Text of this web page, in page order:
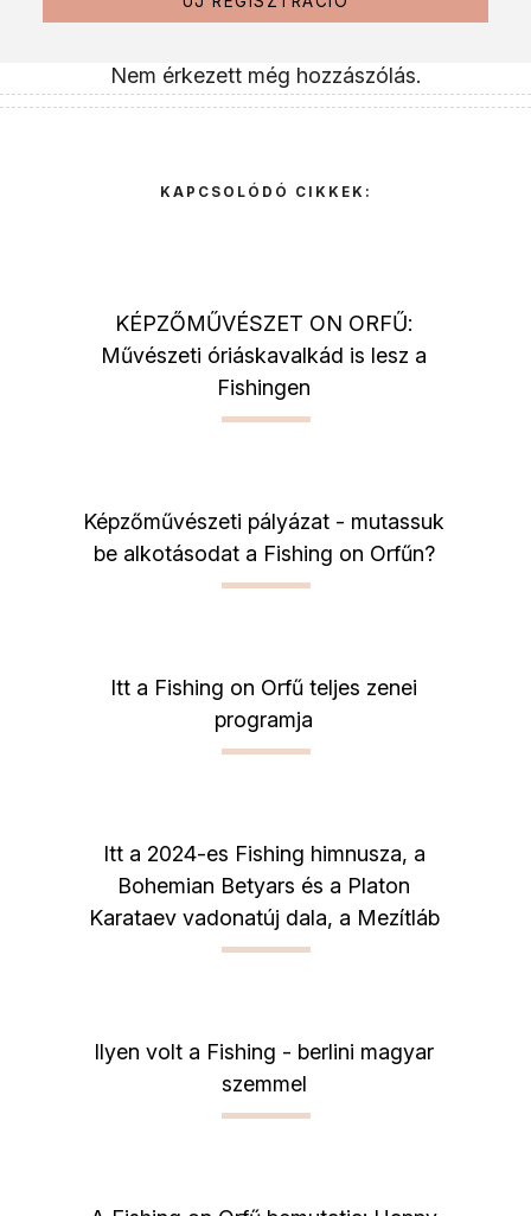
Nem érkezett még hozzászólás.
KAPCSOLÓDÓ CIKKEK:
KÉPZŐMŰVÉSZET ON ORFŰ:
Művészeti óriáskavalkád is lesz a
Fishingen
Képzőművészeti pályázat - mutassuk
be alkotásodat a Fishing on Orfűn?
Itt a Fishing on Orfű teljes zenei
programja
Itt a 2024-es Fishing himnusza, a
Bohemian Betyars és a Platon
Karataev vadonatúj dala, a Mezítláb
Ilyen volt a Fishing - berlini magyar
szemmel